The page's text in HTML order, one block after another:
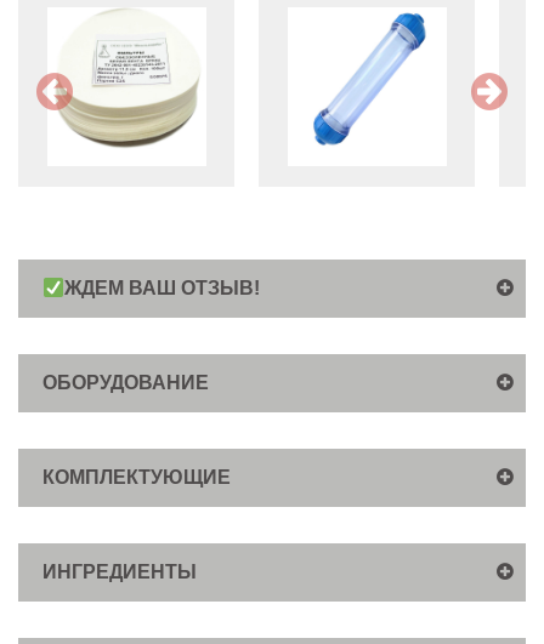
ЖДЕМ ВАШ ОТЗЫВ!
ОБОРУДОВАНИЕ
КОМПЛЕКТУЮЩИЕ
ИНГРЕДИЕНТЫ